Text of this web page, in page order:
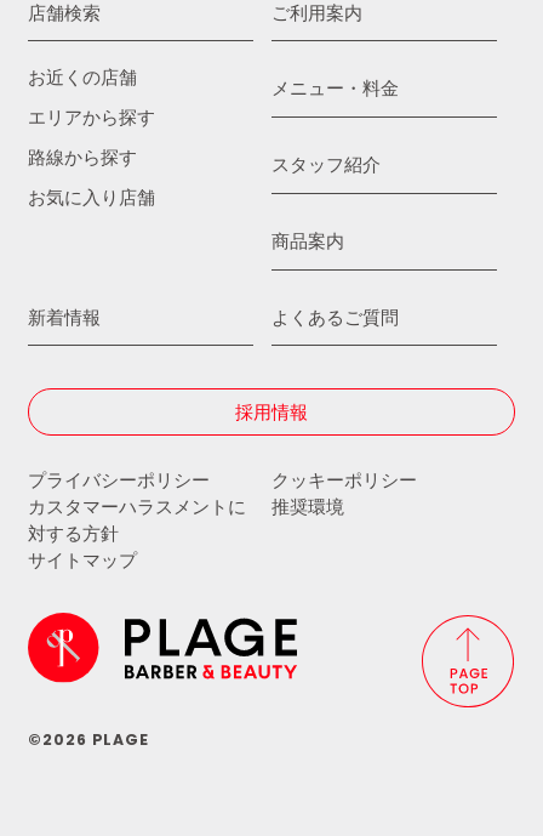
店舗検索
お近くの店舗
エリアから探す
路線から探す
お気に入り店舗
ご利用案内
メニュー・料金
スタッフ紹介
商品案内
新着情報 よくあるご質問
採用情報
プライバシーポリシー
クッキーポリシー
カスタマーハラスメントに
対する方針
推奨環境
サイトマップ
©2026 PLAGE